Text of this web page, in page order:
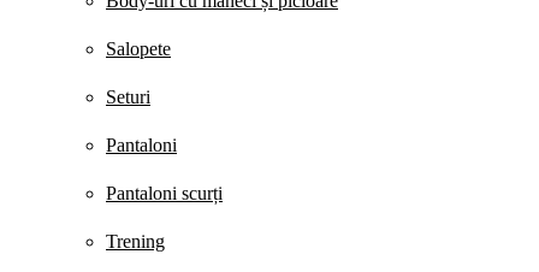
Salopete
Seturi
Pantaloni
Pantaloni scurți
Trening